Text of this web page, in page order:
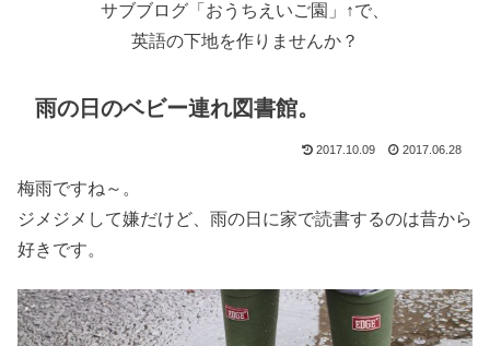
サブブログ「おうちえいご園」↑で、
英語の下地を作りませんか？
雨の日のベビー連れ図書館。
2017.10.09 2017.06.28
梅雨ですね～。
ジメジメして嫌だけど、雨の日に家で読書するのは昔から
好きです。